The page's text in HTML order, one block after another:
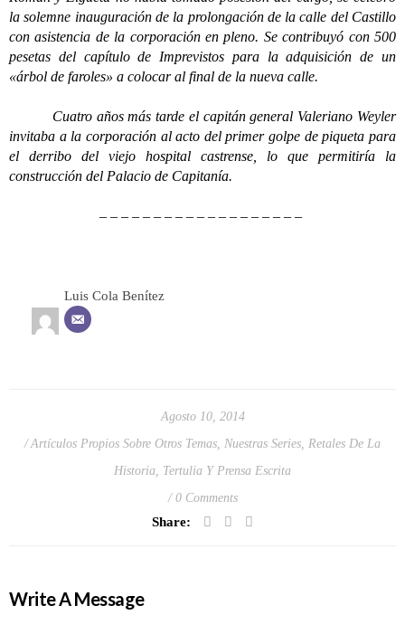
la solemne inauguración de la prolongación de la calle del Castillo
con asistencia de la corporación en pleno. Se contribuyó con 500
pesetas del capítulo de Imprevistos para la adquisición de un
«árbol de faroles» a colocar al final de la nueva calle.
Cuatro años más tarde el capitán general Valeriano Weyler
invitaba a la corporación al acto del primer golpe de piqueta para
el derribo del viejo hospital castrense, lo que permitiría la
construcción del Palacio de Capitanía.
– – – – – – – – – – – – – – – – – – –
Luis Cola Benítez
Agosto 10, 2014
Artículos Propios Sobre Otros Temas Nuestras Series Retales De La
Historia Tertulia Y Prensa Escrita
0 Comments
Share:
Write A Message